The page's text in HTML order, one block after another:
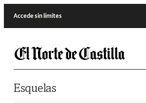
Accede sin límites
Esquelas